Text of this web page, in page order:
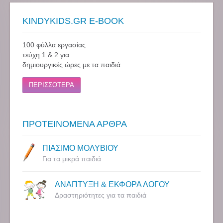
KINDYKIDS.GR E-BOOK
100 φύλλα εργασίας
τεύχη 1 & 2 για
δημιουργικές ώρες με τα παιδιά
ΠΕΡΙΣΣΟΤΕΡΑ
ΠΡΟΤΕΙΝΟΜΕΝΑ ΑΡΘΡΑ
ΠΙΑΣΙΜΟ ΜΟΛΥΒΙΟΥ
Για τα μικρά παιδιά
ΑΝΑΠΤΥΞΗ & ΕΚΦΟΡΑ ΛΟΓΟΥ
Δραστηριότητες για τα παιδιά